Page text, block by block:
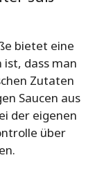
bietet eine
ist, dass man
Zutaten
Saucen aus
der eigenen
über